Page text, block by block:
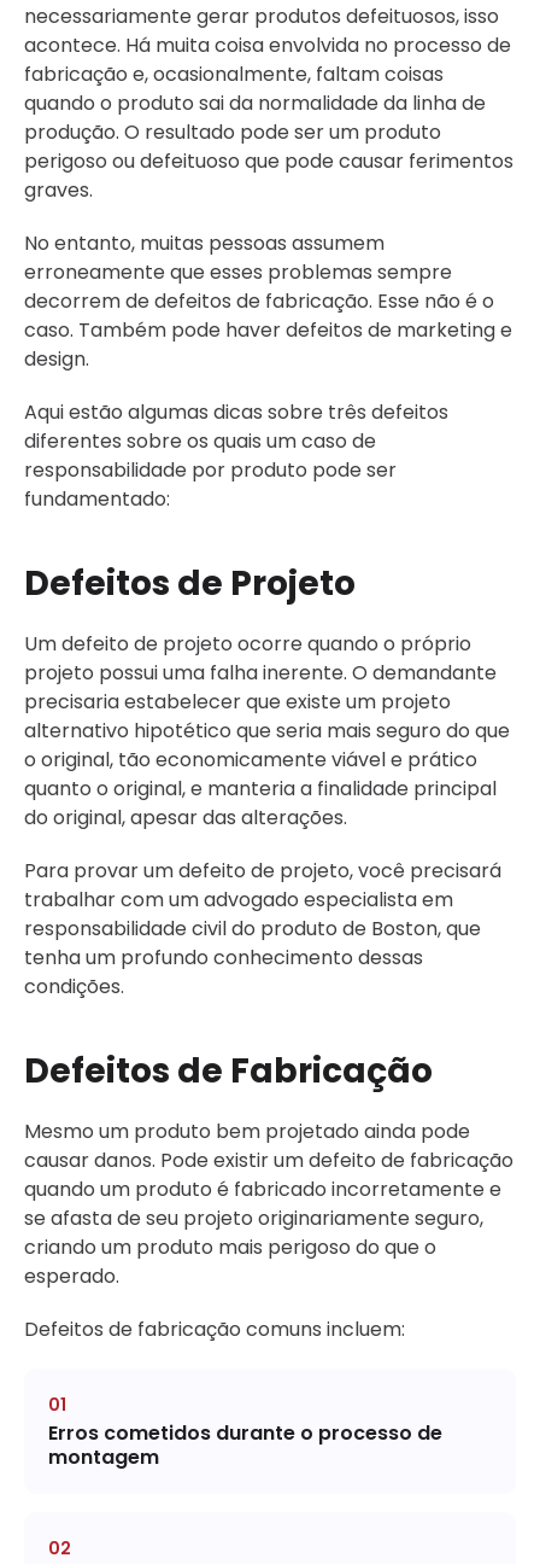
necessariamente gerar produtos defeituosos, isso
acontece. Há muita coisa envolvida no processo de
fabricação e, ocasionalmente, faltam coisas
quando o produto sai da normalidade da linha de
produção. O resultado pode ser um produto
perigoso ou defeituoso que pode causar ferimentos
graves.
No entanto, muitas pessoas assumem
erroneamente que esses problemas sempre
decorrem de defeitos de fabricação. Esse não é o
caso. Também pode haver defeitos de marketing e
design.
Aqui estão algumas dicas sobre três defeitos
diferentes sobre os quais um caso de
responsabilidade por produto pode ser
fundamentado:
Defeitos de Projeto
Um defeito de projeto ocorre quando o próprio
projeto possui uma falha inerente. O demandante
precisaria estabelecer que existe um projeto
alternativo hipotético que seria mais seguro do que
o original, tão economicamente viável e prático
quanto o original, e manteria a finalidade principal
do original, apesar das alterações.
Para provar um defeito de projeto, você precisará
trabalhar com um advogado especialista em
responsabilidade civil do produto de Boston, que
tenha um profundo conhecimento dessas
condições.
Defeitos de Fabricação
Mesmo um produto bem projetado ainda pode
causar danos. Pode existir um defeito de fabricação
quando um produto é fabricado incorretamente e
se afasta de seu projeto originariamente seguro,
criando um produto mais perigoso do que o
esperado.
Defeitos de fabricação comuns incluem:
Erros cometidos durante o processo de
montagem